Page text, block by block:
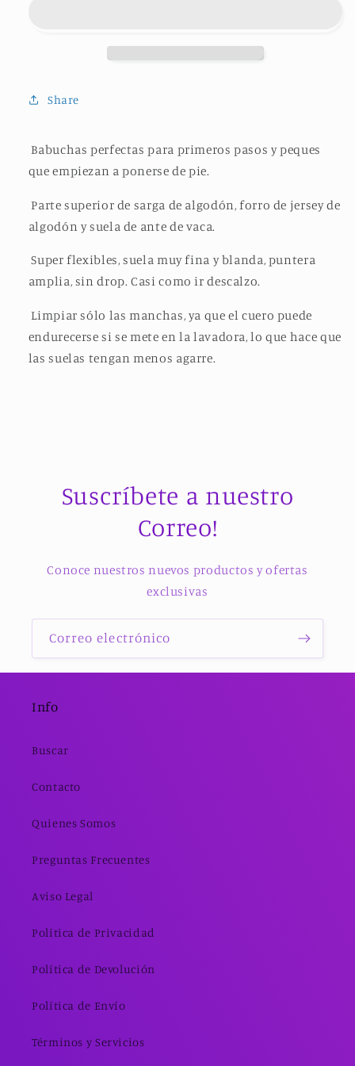
Share
Babuchas perfectas para primeros pasos y peques
que empiezan a ponerse de pie.
Parte superior de sarga de algodón, forro de jersey de
algodón y suela de ante de vaca.
Super flexibles, suela muy fina y blanda, puntera
amplia, sin drop. Casi como ir descalzo.
Limpiar sólo las manchas, ya que el cuero puede
endurecerse si se mete en la lavadora, lo que hace que
las suelas tengan menos agarre.
Suscríbete a nuestro
Correo!
Conoce nuestros nuevos productos y ofertas
exclusivas
Correo electrónico
Info
Buscar
Contacto
Quienes Somos
Preguntas Frecuentes
Aviso Legal
Política de Privacidad
Política de Devolución
Política de Envío
Términos y Servicios